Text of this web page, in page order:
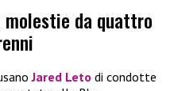
da quattro
Jared Leto di condotte